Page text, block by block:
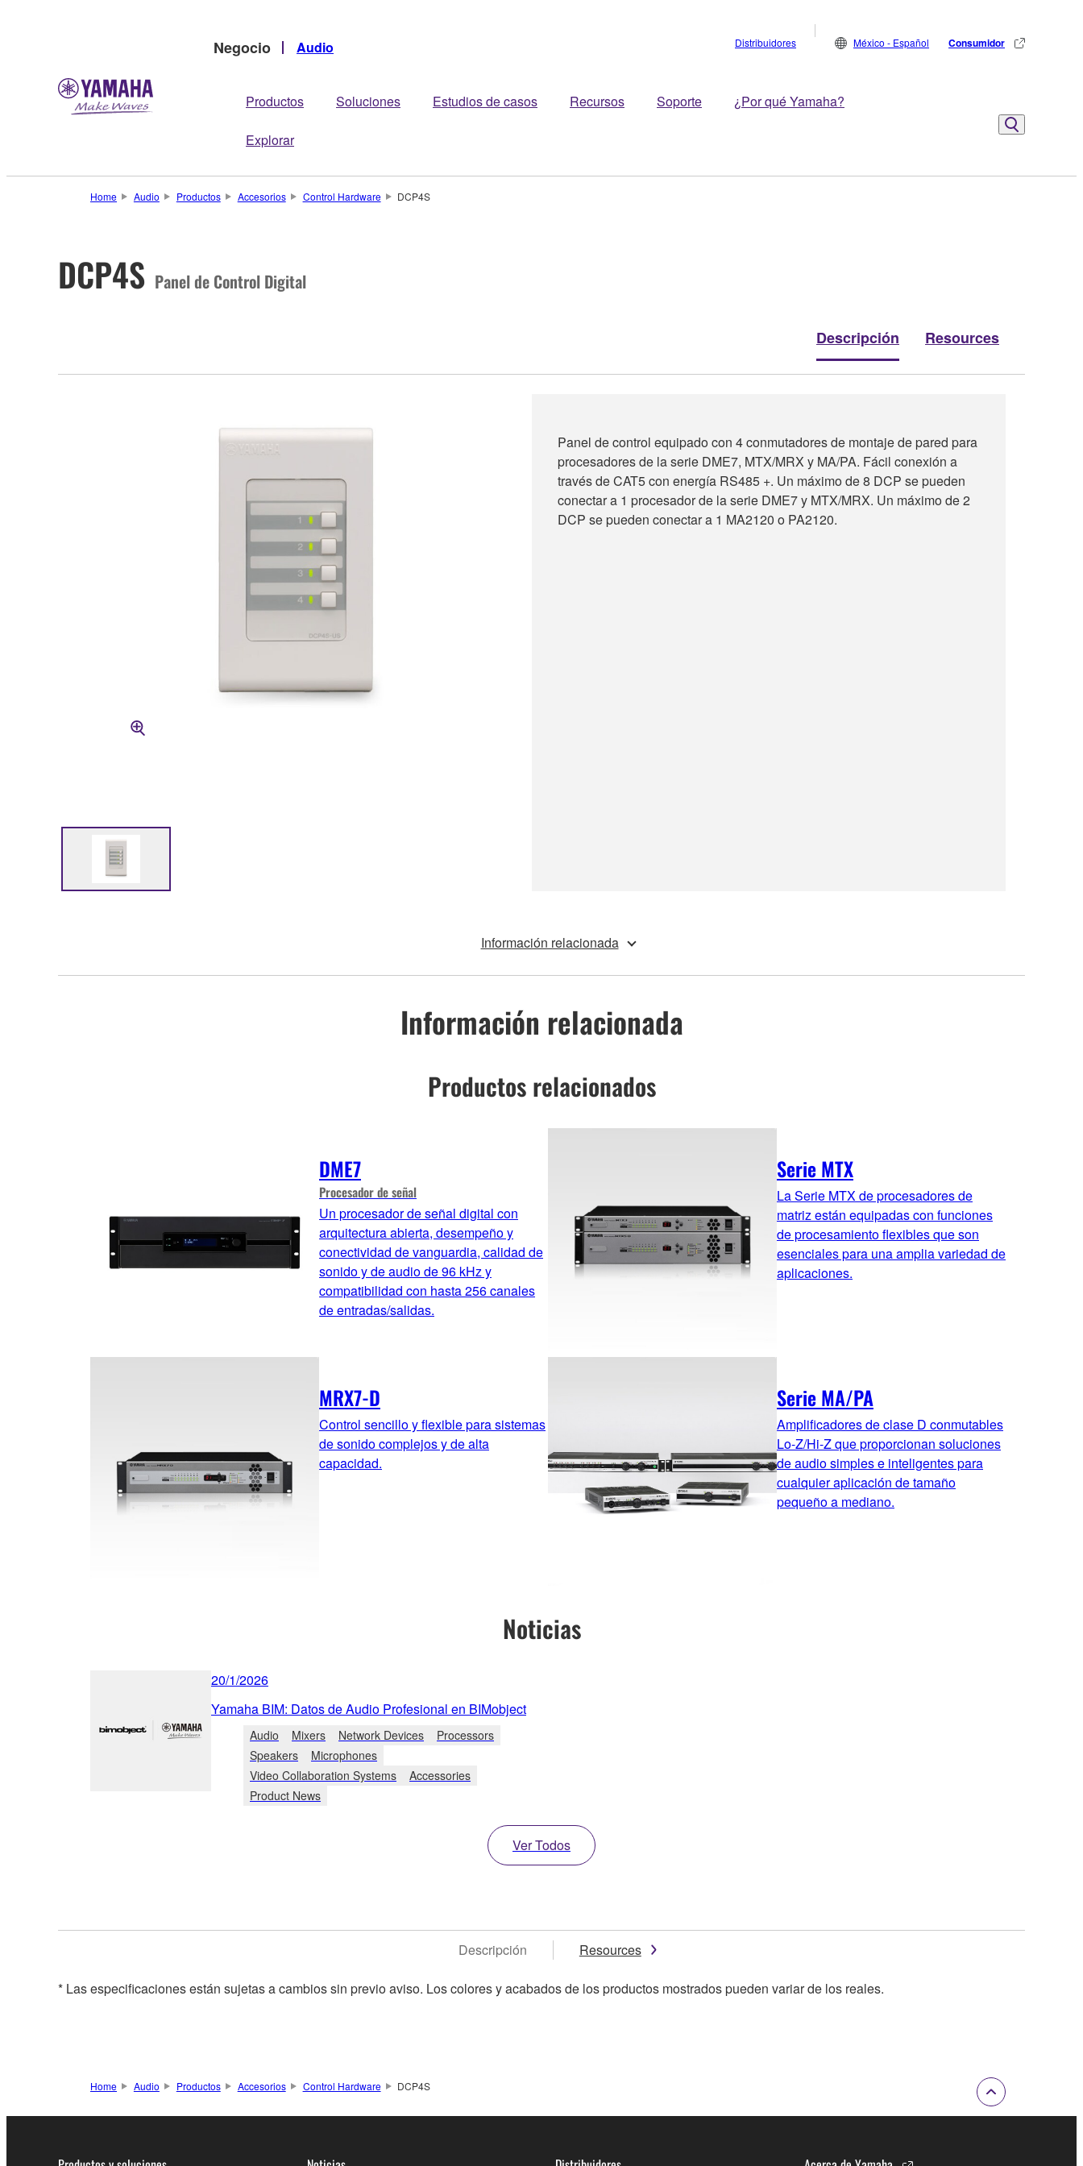
Negocio Audio
Productos Soluciones Estudios de casos Recursos Soporte ¿Por qué Yamaha?
Explorar
Distribuidores México - Español Consumidor
Home Audio Productos Accesorios Control Hardware DCP4S
DCP4S Panel de Control Digital
Descripción Resources
Panel de control equipado con 4 conmutadores de montaje de pared para
procesadores de la serie DME7, MTX/MRX y MA/PA. Fácil conexión a
través de CAT5 con energía RS485 +. Un máximo de 8 DCP se pueden
conectar a 1 procesador de la serie DME7 y MTX/MRX. Un máximo de 2
DCP se pueden conectar a 1 MA2120 o PA2120.
Información relacionada
Información relacionada
Productos relacionados
DME7
Procesador de señal
Un procesador de señal digital con
arquitectura abierta, desempeño y
conectividad de vanguardia, calidad de
sonido y de audio de 96 kHz y
compatibilidad con hasta 256 canales
de entradas/salidas.
Serie MTX
La Serie MTX de procesadores de
matriz están equipadas con funciones
de procesamiento flexibles que son
esenciales para una amplia variedad de
aplicaciones.
MRX7-D
Control sencillo y flexible para sistemas
de sonido complejos y de alta
capacidad.
Serie MA/PA
Amplificadores de clase D conmutables
Lo-Z/Hi-Z que proporcionan soluciones
de audio simples e inteligentes para
cualquier aplicación de tamaño
pequeño a mediano.
Noticias
20/1/2026
Yamaha BIM: Datos de Audio Profesional en BIMobject
Audio Mixers Network Devices
Processors
Speakers
Microphones
Video Collaboration Systems
Accessories
Product News
Ver Todos
Descripción Resources
* Las especificaciones están sujetas a cambios sin previo aviso. Los colores y acabados de los productos mostrados pueden variar de los reales.
Home Audio Productos Accesorios Control Hardware DCP4S